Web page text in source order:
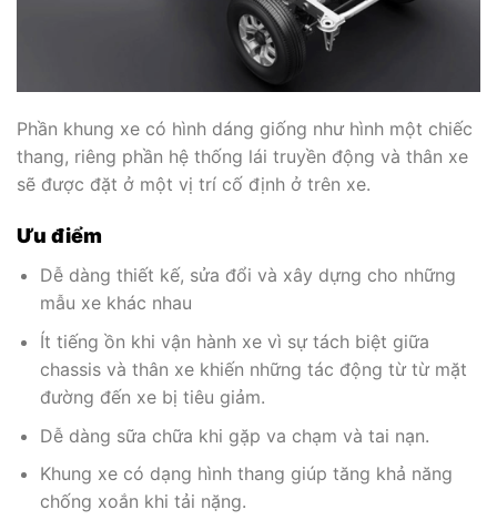
Phần khung xe có hình dáng giống như hình một chiếc
thang, riêng phần hệ thống lái truyền động và thân xe
sẽ được đặt ở một vị trí cố định ở trên xe.
Ưu điểm
Dễ dàng thiết kế, sửa đổi và xây dựng cho những
mẫu xe khác nhau
Ít tiếng ồn khi vận hành xe vì sự tách biệt giữa
chassis và thân xe khiến những tác động từ từ mặt
đường đến xe bị tiêu giảm.
Dễ dàng sữa chữa khi gặp va chạm và tai nạn.
Khung xe có dạng hình thang giúp tăng khả năng
chống xoắn khi tải nặng.